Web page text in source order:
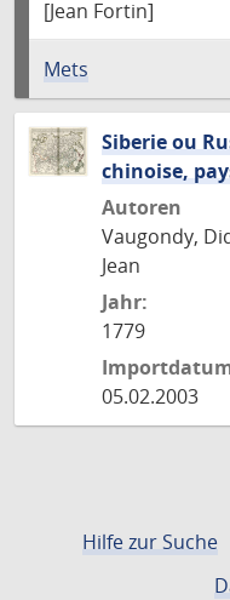
[Jean Fortin]
Mets
Siberie ou
chinoise,
Autoren
Vaugondy,
Jean
Jahr:
1779
05.02.2003
Hilfe zur Suche